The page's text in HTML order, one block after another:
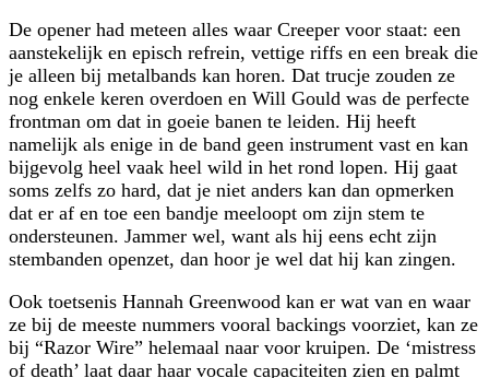
De opener had meteen alles waar Creeper voor staat: een
aanstekelijk en episch refrein, vettige riffs en een break die
je alleen bij metalbands kan horen. Dat trucje zouden ze
nog enkele keren overdoen en Will Gould was de perfecte
frontman om dat in goeie banen te leiden. Hij heeft
namelijk als enige in de band geen instrument vast en kan
bijgevolg heel vaak heel wild in het rond lopen. Hij gaat
soms zelfs zo hard, dat je niet anders kan dan opmerken
dat er af en toe een bandje meeloopt om zijn stem te
ondersteunen. Jammer wel, want als hij eens echt zijn
stembanden openzet, dan hoor je wel dat hij kan zingen.
Ook toetsenis Hannah Greenwood kan er wat van en waar
ze bij de meeste nummers vooral backings voorziet, kan ze
bij “Razor Wire” helemaal naar voor kruipen. De ‘mistress
of death’ laat daar haar vocale capaciteiten zien en palmt